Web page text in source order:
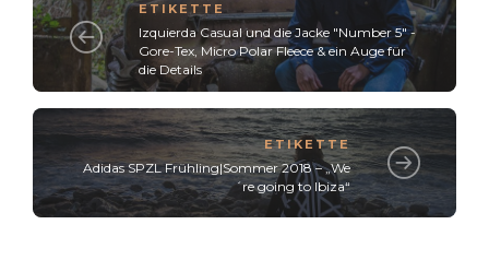
ETIKETTE
Izquierda Casual und die Jacke "Number 5" -
Gore-Tex, Micro Polar Fleece & ein Auge für
die Details
ETIKETTE
Adidas SPZL Frühling|Sommer 2018 – „We
´re going to Ibiza“